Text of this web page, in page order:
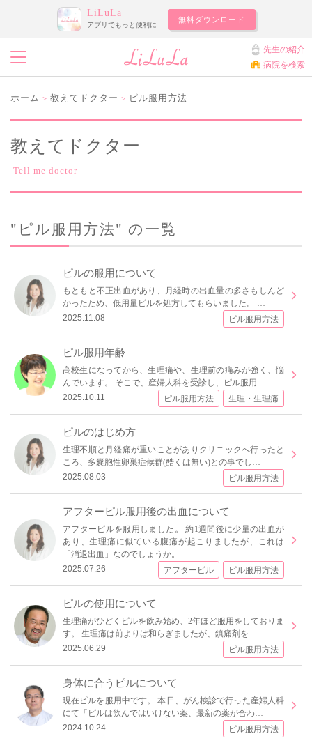
LiLuLa
アプリでもっと便利に
無料ダウンロード
先生の紹介
病院を検索
ホーム > 教えてドクター > ピル服用方法
教えてドクター
Tell me doctor
"ピル服用方法" の一覧
ピルの服用について
もともと不正出血があり、月経時の出血量の多さもしんど
かったため、低用量ピルを処方してもらいました。 …
2025.11.08
ピル服用方法
ピル服用年齢
高校生になってから、生理痛や、生理前の痛みが強く、悩
んでいます。 そこで、産婦人科を受診し、ピル服用…
2025.10.11
ピル服用方法 生理・生理痛
ピルのはじめ方
生理不順と月経痛が重いことがありクリニックへ行ったと
ころ、多嚢胞性卵巣症候群(酷くは無い)との事でし…
2025.08.03
ピル服用方法
アフターピル服用後の出血について
アフターピルを服用しました。 約1週間後に少量の出血が
あり、生理痛に似ている腹痛が起こりましたが、これは
「消退出血」なのでしょうか。
2025.07.26
アフターピル ピル服用方法
ピルの使用について
生理痛がひどくピルを飲み始め、2年ほど服用をしておりま
す。 生理痛は前よりは和らぎましたが、鎮痛剤を…
2025.06.29
ピル服用方法
身体に合うピルについて
現在ピルを服用中です。 本日、がん検診で行った産婦人科
にて「ピルは飲んではいけない薬、最新の薬が合わ…
2024.10.24
ピル服用方法